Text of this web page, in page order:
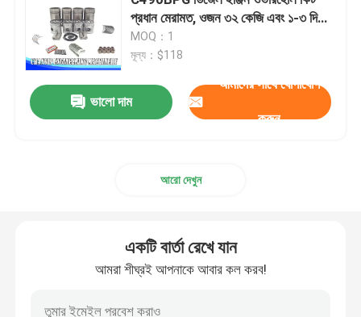
সিলিন্ডার হেড এবং ভালভ সিস্টেম সমাবেশ
টাইমিং গিয়ার ট্রেন সমাবেশ
প্রধান মেরামত, ওজন ৩২ কেজি এবং ১-৩ দিনের
ডেলিভারি
MOQ：1
মূল্য：$118
ভালো দাম
আমাদের সাথে যোগাযোগ
করুন
আরো দেখুন
একটি বার্তা রেখে যান
আমরা শীঘ্রই আপনাকে আবার কল করব!